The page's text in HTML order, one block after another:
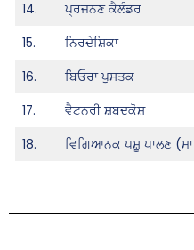
14. ਪ੍ਰਜਨਣ ਕੈਲੰਡਰ
15.
ਨਿਰਦੇਸ਼ਿਕਾ
16.
ਬਿਓਰਾ ਪੁਸਤਕ
17.
ਵੈਟਨਰੀ ਸ਼ਬਦਕੋਸ਼
18.
ਵਿਗਿਆਨਕ ਪਸ਼ੂ ਪਾਲਣ